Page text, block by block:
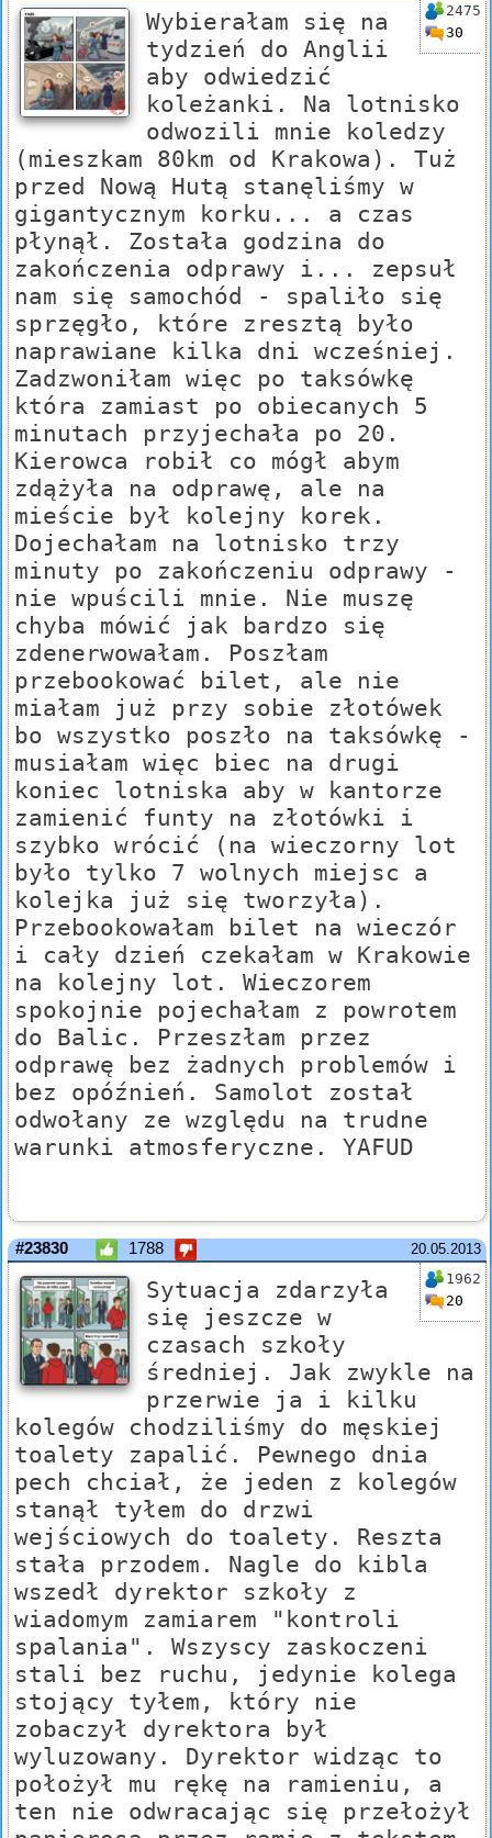
2475
30
Wybierałam się na
tydzień do Anglii
aby odwiedzić
koleżanki. Na lotnisko
odwozili mnie koledzy
(mieszkam 80km od Krakowa). Tuż
przed Nową Hutą stanęliśmy w
gigantycznym korku... a czas
płynął. Została godzina do
zakończenia odprawy i... zepsuł
nam się samochód - spaliło się
sprzęgło, które zresztą było
naprawiane kilka dni wcześniej.
Zadzwoniłam więc po taksówkę
która zamiast po obiecanych 5
minutach przyjechała po 20.
Kierowca robił co mógł abym
zdążyła na odprawę, ale na
mieście był kolejny korek.
Dojechałam na lotnisko trzy
minuty po zakończeniu odprawy -
nie wpuścili mnie. Nie muszę
chyba mówić jak bardzo się
zdenerwowałam. Poszłam
przebookować bilet, ale nie
miałam już przy sobie złotówek
bo wszystko poszło na taksówkę -
musiałam więc biec na drugi
koniec lotniska aby w kantorze
zamienić funty na złotówki i
szybko wrócić (na wieczorny lot
było tylko 7 wolnych miejsc a
kolejka już się tworzyła).
Przebookowałam bilet na wieczór
i cały dzień czekałam w Krakowie
na kolejny lot. Wieczorem
spokojnie pojechałam z powrotem
do Balic. Przeszłam przez
odprawę bez żadnych problemów i
bez opóźnień. Samolot został
odwołany ze względu na trudne
warunki atmosferyczne. YAFUD
20.05.2013
#23830 1788
1962
20
Sytuacja zdarzyła
się jeszcze w
czasach szkoły
średniej. Jak zwykle na
przerwie ja i kilku
kolegów chodziliśmy do męskiej
toalety zapalić. Pewnego dnia
pech chciał, że jeden z kolegów
stanął tyłem do drzwi
wejściowych do toalety. Reszta
stała przodem. Nagle do kibla
wszedł dyrektor szkoły z
wiadomym zamiarem "kontroli
spalania". Wszyscy zaskoczeni
stali bez ruchu, jedynie kolega
stojący tyłem, który nie
zobaczył dyrektora był
wyluzowany. Dyrektor widząc to
położył mu rękę na ramieniu, a
ten nie odwracając się przełożył